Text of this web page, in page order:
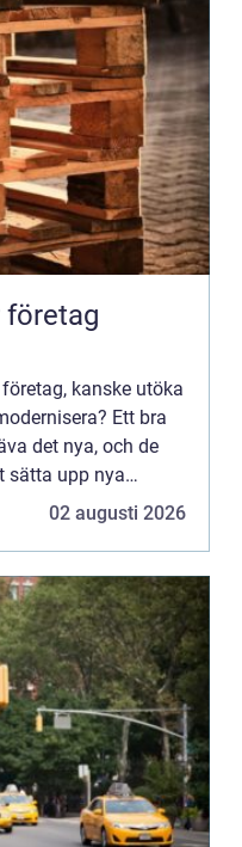
företag
kanske utöka
Ett bra
det nya, och de
sätta upp nya
om du hade någon,
02 augusti 2026